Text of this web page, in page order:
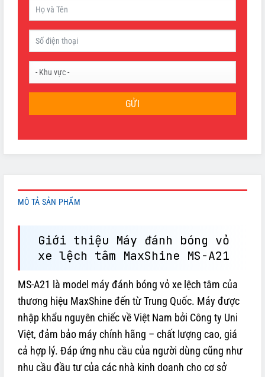
GỬI
MÔ TẢ SẢN PHẨM
Giới thiệu Máy đánh bóng vỏ
xe lệch tâm MaxShine MS-A21
MS-A21 là model máy đánh bóng vỏ xe lệch tâm của
thương hiệu MaxShine đến từ Trung Quốc. Máy được
nhập khẩu nguyên chiếc về Việt Nam bởi Công ty Uni
Việt, đảm bảo máy chính hãng – chất lượng cao, giá
cả hợp lý. Đáp ứng nhu cầu của người dùng cũng như
nhu cầu đầu tư của các nhà kinh doanh cho cơ sở